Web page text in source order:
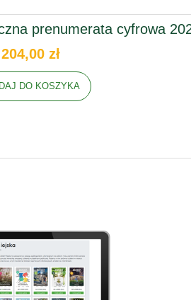
prenumerata cyfrowa
204,00 zł
DO KOSZYKA